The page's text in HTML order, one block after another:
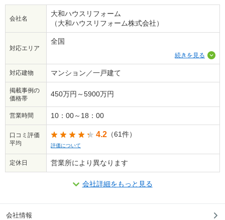
会社名
大和ハウスリフォーム
（大和ハウスリフォーム株式会社）
対応エリア
全国
続きを見る
対応建物 マンション／一戸建て
掲載事例の
価格帯
450万円～5900万円
営業時間 10：00～18：00
口コミ評価
平均
4.2 （61件）
評価について
定休日 営業所により異なります
会社詳細をもっと見る
会社情報